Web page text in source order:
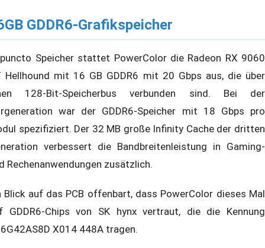
GDDR6-Grafikspeicher
Speicher stattet PowerColor die Radeon RX 9060
Hellhound mit 16 GB GDDR6 mit 20 Gbps aus, die über
128-Bit-Speicherbus verbunden sind. Bei der
war der GDDR6-Speicher mit 18 Gbps pro
spezifiziert. Der 32 MB große Infinity Cache der dritten
verbessert die Bandbreitenleistung in Gaming-
Rechenanwendungen zusätzlich.
Blick auf das PCB offenbart, dass PowerColor dieses Mal
GDDR6-Chips von SK hynx vertraut, die die Kennung
X014 448A tragen.